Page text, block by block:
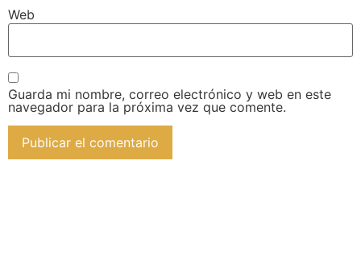
Web
Guarda mi nombre, correo electrónico y web en este
navegador para la próxima vez que comente.